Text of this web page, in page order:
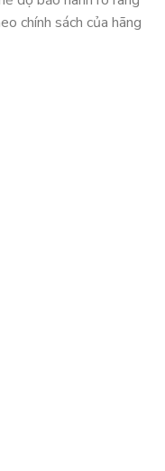
chính sách của hãng